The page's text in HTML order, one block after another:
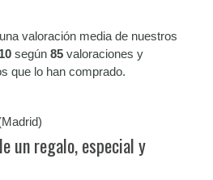
valoración media de nuestros
10 según 85 valoraciones y
que lo han comprado.
un regalo, especial y